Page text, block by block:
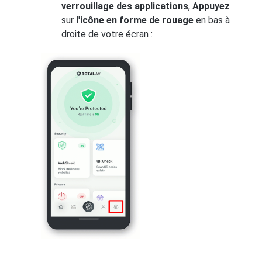
verrouillage des applications, Appuyez
sur l'icône en forme de rouage en bas à
droite de votre écran :